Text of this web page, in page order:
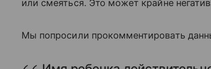
или смеяться. Это может крайне
Мы попросили прокомментировать